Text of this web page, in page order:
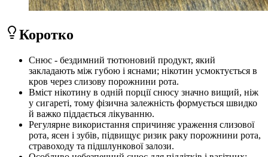
Коротко
Снюс - бездимний тютюновий продукт, який
закладають між губою і яснами; нікотин усмоктується в
кров через слизову порожнини рота.
Вміст нікотину в одній порції снюсу значно вищий, ніж
у сигареті, тому фізична залежність формується швидко
й важко піддається лікуванню.
Регулярне використання спричиняє ураження слизової
рота, ясен і зубів, підвищує ризик раку порожнини рота,
стравоходу та підшлункової залози.